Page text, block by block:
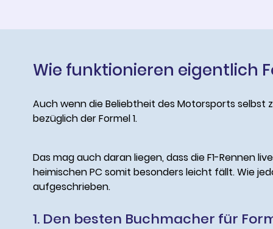
Wie funktionieren eigentlich
Auch wenn die Beliebtheit des Motorsports selbst
bezüglich der Formel 1.
Das mag auch daran liegen, dass die F1-Rennen
heimischen PC somit besonders leicht fällt. Wie
aufgeschrieben.
1. Den besten Buchmacher für